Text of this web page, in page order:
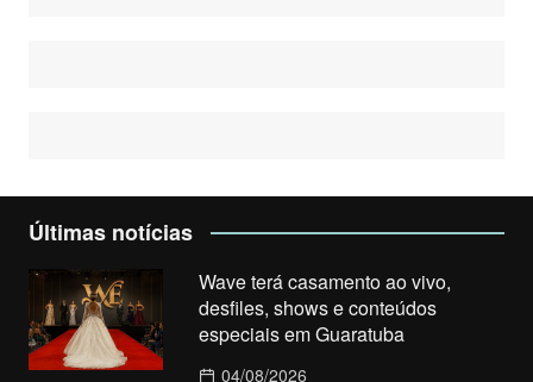
Últimas notícias
Wave terá casamento ao vivo,
desfiles, shows e conteúdos
especiais em Guaratuba
04/08/2026